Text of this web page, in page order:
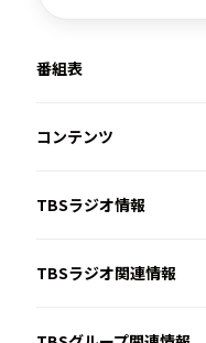
番組表
コンテンツ
TBSラジオ情報
TBSラジオ関連情報